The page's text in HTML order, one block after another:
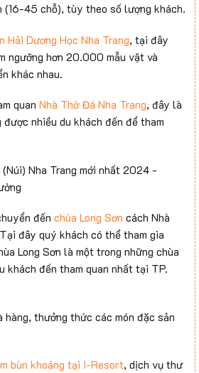
(16-45 chỗ), tùy theo số lượng khách.
Hải Dương Học Nha Trang, tại đây
ngưỡng hơn 20.000 mẫu vật và
khác nhau.
quan Nhà Thờ Đá Nha Trang, đây là
nhiều du khách đến để tham
đến chùa Long Sơn cách Nhà
đây quý khách có thể tham gia
Long Sơn là một trong những chùa
khách đến tham quan nhất tại TP.
thưởng thức các món đặc sản
bùn khoáng tại I-Resort, dịch vụ thư